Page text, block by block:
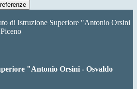
di Istruzione Superiore "Antonio Orsini
"Antonio Orsini - Osvaldo